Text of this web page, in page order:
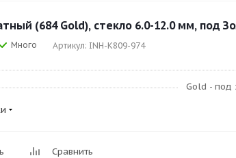
(684 Gold), стекло 6.0-12.0 мм, под
Много Артикул: INH-K809-974
Gold - под
Сравнить